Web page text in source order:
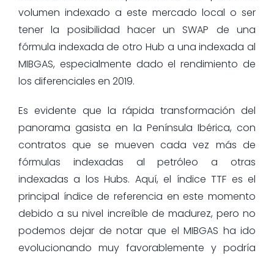
volumen indexado a este mercado local o ser
tener la posibilidad hacer un SWAP de una
fórmula indexada de otro Hub a una indexada al
MIBGAS, especialmente dado el rendimiento de
los diferenciales en 2019.
Es evidente que la rápida transformación del
panorama gasista en la Península Ibérica, con
contratos que se mueven cada vez más de
fórmulas indexadas al petróleo a otras
indexadas a los Hubs. Aquí, el índice TTF es el
principal índice de referencia en este momento
debido a su nivel increíble de madurez, pero no
podemos dejar de notar que el MIBGAS ha ido
evolucionando muy favorablemente y podría